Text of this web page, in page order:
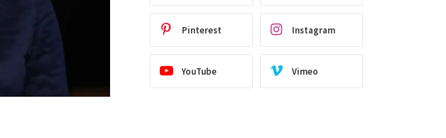
Pinterest Instagram
YouTube Vimeo